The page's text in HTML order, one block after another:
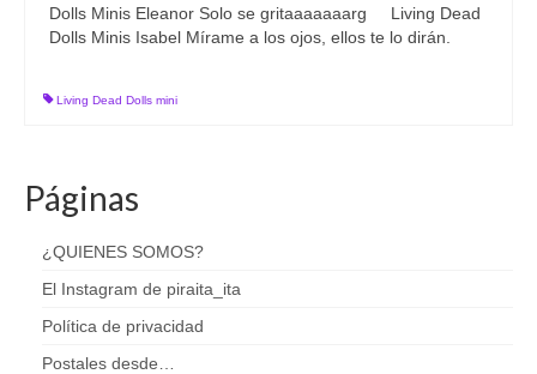
Dolls Minis Eleanor Solo se gritaaaaaaarg Living Dead
Dolls Minis Isabel Mírame a los ojos, ellos te lo dirán.
Living Dead Dolls mini
Páginas
¿QUIENES SOMOS?
El Instagram de piraita_ita
Política de privacidad
Postales desde…